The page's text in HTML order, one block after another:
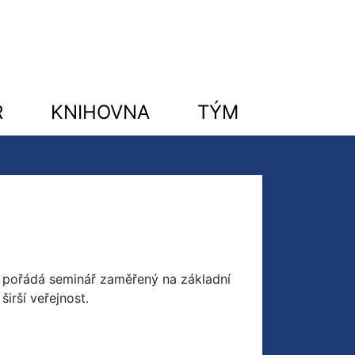
KNIHOVNA TÝM
seminář zaměřený na základní
veřejnost.